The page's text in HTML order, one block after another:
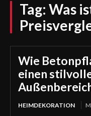
Tag: Was
Wie
einen
HEIMDEKORATION